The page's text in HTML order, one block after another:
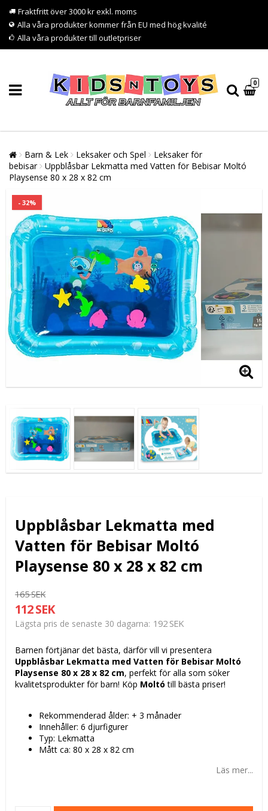
Fraktfritt över 3000 kr exkl. moms
Alla våra produkter kommer från EU med hög kvalité
Alla våra produkter till outletpriser
0
Barn & Lek Leksaker och Spel
Leksaker för
bebisar
Uppblåsbar Lekmatta med Vatten för Bebisar Moltó
Playsense 80 x 28 x 82 cm
- 32%
Uppblåsbar Lekmatta med
Vatten för Bebisar Moltó
Playsense 80 x 28 x 82 cm
165 SEK
112 SEK
Lägsta pris de senaste 30 dagarna 192 SEK
Barnen förtjänar det bästa, därför vill vi presentera
Uppblåsbar Lekmatta med Vatten för Bebisar Moltó
Playsense 80 x 28 x 82 cm, perfekt för alla som söker
kvalitetsprodukter för barn! Köp Moltó till bästa priser!
Rekommenderad ålder: + 3 månader
Innehåller: 6 djurfigurer
Typ: Lekmatta
Mått ca: 80 x 28 x 82 cm
Läs mer...